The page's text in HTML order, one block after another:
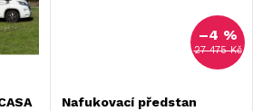
27 475 Kč
–4 %
Nafukovací předstan